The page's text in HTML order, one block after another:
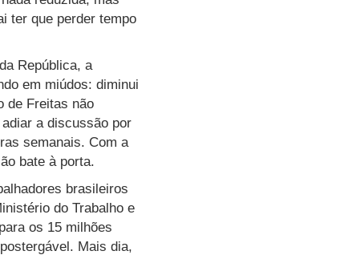
ter que perder tempo
República, a
em miúdos: diminui
de Freitas não
a discussão por
semanais. Com a
bate à porta.
brasileiros
do Trabalho e
os 15 milhões
Mais dia,